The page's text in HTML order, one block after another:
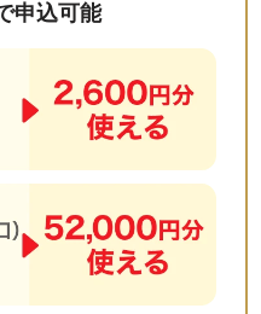
申込可能